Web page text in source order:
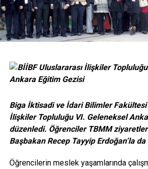
Biga İktisadi ve İdari Bilimler Fakültesi
İlişkiler Topluluğu VI. Geleneksel
düzenledi. Öğrenciler TBMM ziyaretleri
Başbakan Recep Tayyip Erdoğan’la
Öğrencilerin meslek yaşamlarında